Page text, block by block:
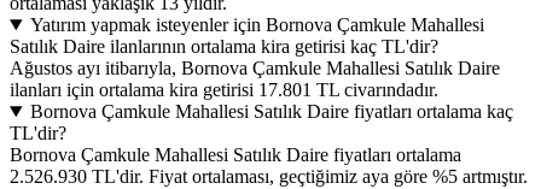
Yatırım yapmak isteyenler için Bornova Çamkule Mahallesi
Satılık Daire ilanlarının ortalama kira getirisi kaç TL'dir?
Ağustos ayı itibarıyla, Bornova Çamkule Mahallesi Satılık Daire
ilanları için ortalama kira getirisi 17.801 TL civarındadır.
Bornova Çamkule Mahallesi Satılık Daire fiyatları ortalama kaç
TL'dir?
Bornova Çamkule Mahallesi Satılık Daire fiyatları ortalama
2.526.930 TL'dir. Fiyat ortalaması, geçtiğimiz aya göre %5 artmıştır.